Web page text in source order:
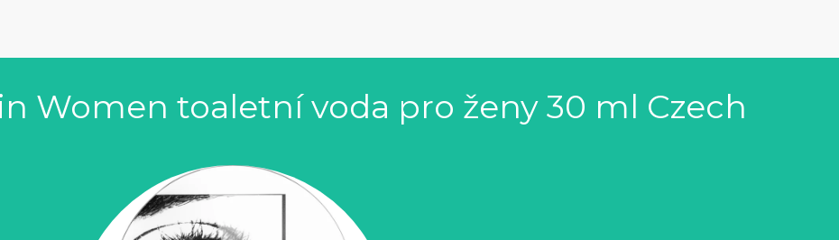
Women toaletní voda pro ženy 30 ml Czech